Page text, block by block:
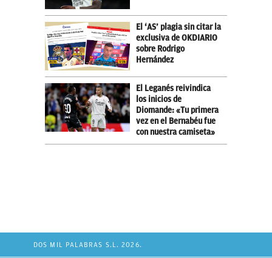
El ‘AS’ plagia sin citar la
exclusiva de OKDIARIO
sobre Rodrigo
Hernández
El Leganés reivindica
los inicios de
Diomande: «Tu primera
vez en el Bernabéu fue
con nuestra camiseta»
DOS MIL PALABRAS S.L. 2026.